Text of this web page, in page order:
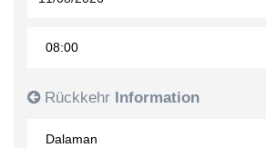
08:00
Rückkehr Information
Dalaman